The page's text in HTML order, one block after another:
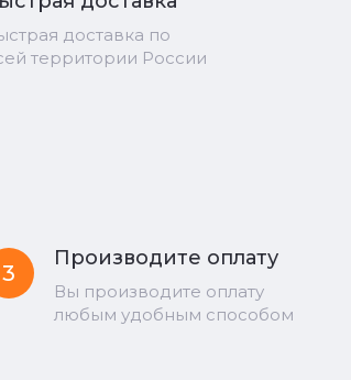
доставка по
территории России
3
Производите оплату
Вы производите оплату
любым удобным способом